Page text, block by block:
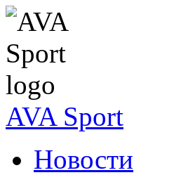
AVA Sport
Новости